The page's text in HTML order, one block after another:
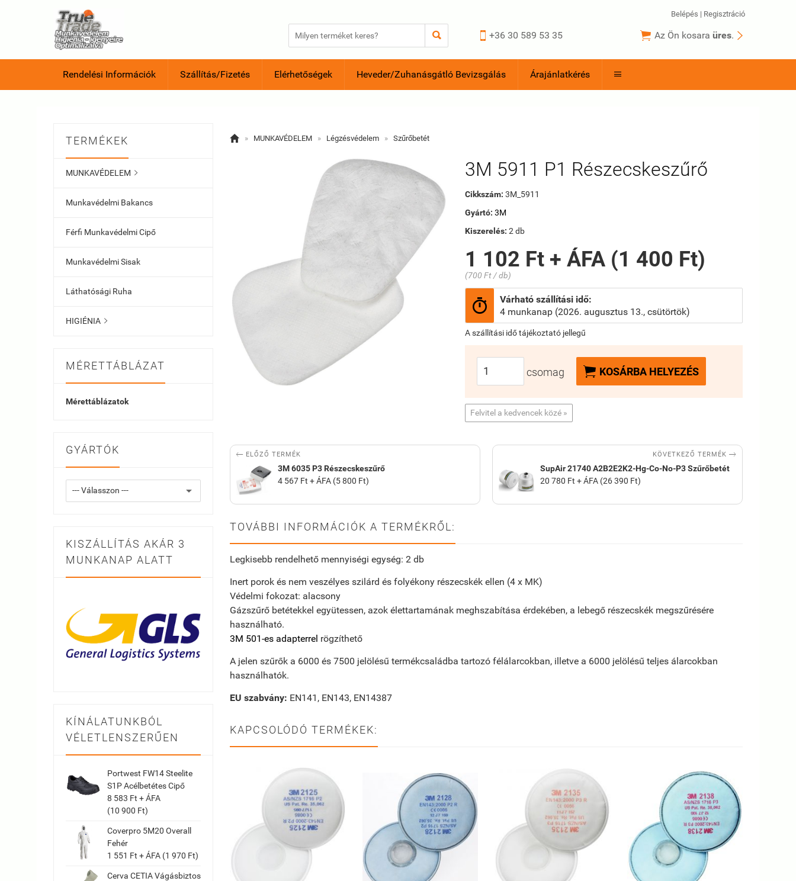
  +36 30 589 53 35  Az Ön kosara üres. 
Belépés | Regisztráció
Rendelési Információk Szállítás/Fizetés Elérhetőségek Heveder/Zuhanásgátló Bevizsgálás Árajánlatkérés 
TERMÉKEK
MUNKAVÉDELEM 
Munkavédelmi Bakancs
Férfi Munkavédelmi Cipő
Munkavédelmi Sisak
Láthatósági Ruha
HIGIÉNIA 
MÉRETTÁBLÁZAT
Mérettáblázatok
GYÁRTÓK
KISZÁLLÍTÁS AKÁR 3
MUNKANAP ALATT
KÍNÁLATUNKBÓL
VÉLETLENSZERŰEN
Portwest FW14 Steelite
S1P Acélbetétes Cipő
8 583 Ft + ÁFA
(10 900 Ft)
Coverpro 5M20 Overall
Fehér
1 551 Ft + ÁFA (1 970 Ft)
Cerva CETIA Vágásbiztos
 » MUNKAVÉDELEM » Légzésvédelem » Szűrőbetét
3M 5911 P1 Részecskeszűrő
Cikkszám: 3M_5911
Gyártó:3M
Kiszerelés: 2 db
1 102 Ft + ÁFA (1 400 Ft)
(700 Ft / db)

Várható szállítási idő:
4 munkanap (2026. augusztus 13., csütörtök)
A szállítási idő tájékoztató jellegű
csomag  KOSÁRBA HELYEZÉS
Felvitel a kedvencek közé »
 ELŐZŐ TERMÉK
3M 6035 P3 Részecskeszűrő
4 567 Ft + ÁFA (5 800 Ft)
KÖVETKEZŐ TERMÉK 
SupAir 21740 A2B2E2K2-Hg-Co-No-P3 Szűrőbetét
20 780 Ft + ÁFA (26 390 Ft)
TOVÁBBI INFORMÁCIÓK A TERMÉKRŐL:
Legkisebb rendelhető mennyiségi egység: 2 db
Inert porok és nem veszélyes szilárd és folyékony részecskék ellen (4 x MK)
Védelmi fokozat: alacsony
Gázszűrő betétekkel együtessen, azok élettartamának meghszabítása érdekében, a lebegő részecskék megszűrésére
használható.
3M 501-es adapterrel rögzíthető
A jelen szűrők a 6000 és 7500 jelölésű termékcsaládba tartozó félálarcokban, illetve a 6000 jelölésű teljes álarcokban
használhatók.
EU szabvány: EN141, EN143, EN14387
KAPCSOLÓDÓ TERMÉKEK: